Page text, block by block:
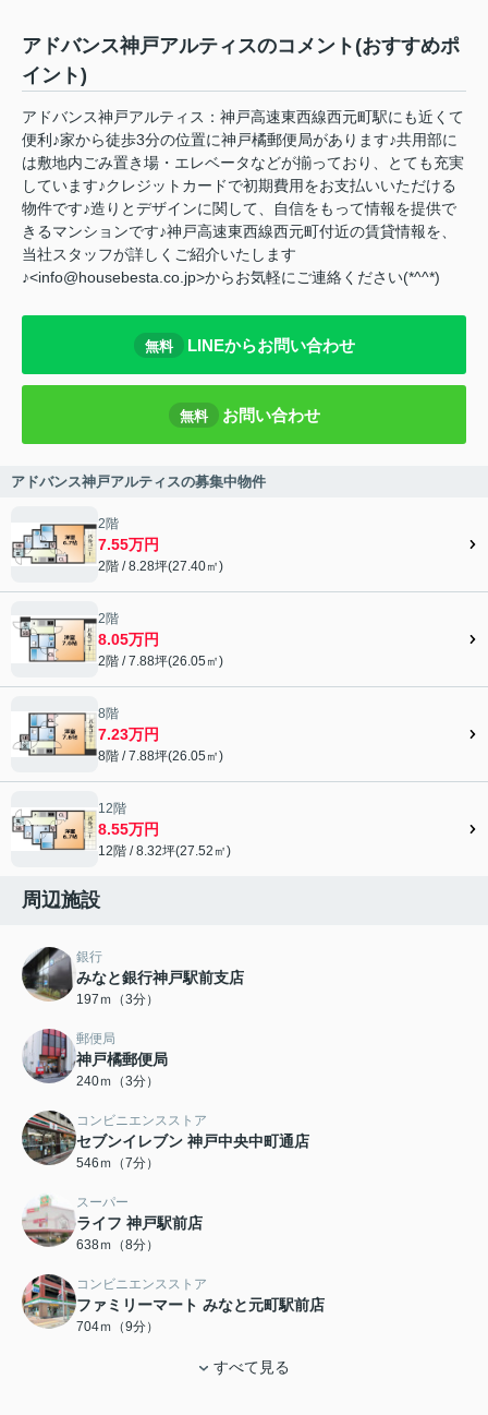
アドバンス神戸アルティスのコメント(おすすめポ
イント)
アドバンス神戸アルティス：神戸高速東西線西元町駅にも近くて
便利♪家から徒歩3分の位置に神戸橘郵便局があります♪共用部に
は敷地内ごみ置き場・エレベータなどが揃っており、とても充実
しています♪クレジットカードで初期費用をお支払いいただける
物件です♪造りとデザインに関して、自信をもって情報を提供で
きるマンションです♪神戸高速東西線西元町付近の賃貸情報を、
当社スタッフが詳しくご紹介いたします
♪<info@housebesta.co.jp>からお気軽にご連絡ください(*^^*)
無料 LINEからお問い合わせ
無料 お問い合わせ
アドバンス神戸アルティスの募集中物件
2階
7.55万円
2階 / 8.28坪(27.40㎡)
2階
8.05万円
2階 / 7.88坪(26.05㎡)
8階
7.23万円
8階 / 7.88坪(26.05㎡)
12階
8.55万円
12階 / 8.32坪(27.52㎡)
周辺施設
銀行
みなと銀行神戸駅前支店
197ｍ（3分）
郵便局
神戸橘郵便局
240ｍ（3分）
コンビニエンスストア
セブンイレブン 神戸中央中町通店
546ｍ（7分）
スーパー
ライフ 神戸駅前店
638ｍ（8分）
コンビニエンスストア
ファミリーマート みなと元町駅前店
704ｍ（9分）
すべて見る